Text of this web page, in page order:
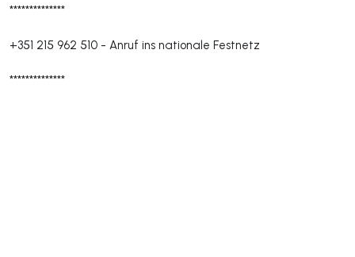
**************
+351 215 962 510 - Anruf ins nationale Festnetz
**************